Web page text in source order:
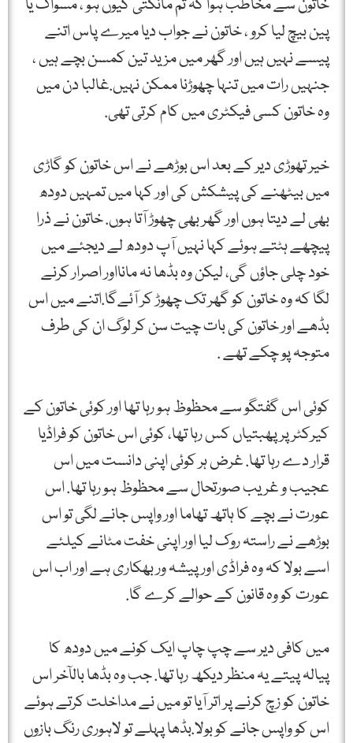
پین بیچ لیا کرو ، خاتون نے جواب دیا میرے پاس اتنے
پیسے نہیں ہیں اور گھر میں مزید تین کمسن بچے ہیں ،
جنہیں رات میں تنہا چھوڑنا ممکن نہیں.غالبا دن میں
وہ خاتون کسی فیکٹری میں کام کرتی تھی.
خیر تھوڑی دیر کے بعد اس بوڑھے نے اس خاتون کو گاڑی
میں بیٹھنے کی پیشکش کی اور کہا میں تمہیں دودھ
بھی لے دیتا ہوں اور گھر بھی چھوڑ آتا ہوں. خاتون نے ذرا
پیچھے ہٹتے ہوئے کہا نہیں آپ دودھ لے دیجئے میں
خود چلی جاؤں گی، لیکن وہ بڈھا نہ مانااور اصرار کرنے
لگا کہ وہ خاتون کو گھر تک چھوڑ کر آئےگا.اتنے میں اس
بڈھے اور خاتون کی بات چیت سن کر لوگ ان کی طرف
متوجہ پو چکے تھے .
کوئی اس گفتگو سے محظوظ ہو رہا تھا اور کوئی خاتون کے
کیرکٹر پر پھبتیاں کس رہا تھا، کوئی اس خاتون کو فراڈیا
قرار دے رہا تھا. غرض ہر کوئی اپنی دانست میں اس
عجیب و غریب صورتحال سے محظوظ ہو رہا تھا. اس
عورت نے بچے کا ہاتھ تھاما اور واپس جانے لگی تو اس
بوڑھے نے راستہ روک لیا اور اپنی خفت مٹانے کیلئے
اسے بولا کہ وہ فراڈی اور پیشہ ور بھکاری ہے اور اب اس
عورت کو وہ قانون کے حوالے کرے گا.
میں کافی دیر سے چپ چاپ ایک کونے میں دودھ کا
پیالہ پیتے یہ منظر دیکھ رہا تھا. جب وہ بڈھا بالآخر اس
خاتون کو زچ کرنے پر اتر آیا تو میں نے مداخلت کرتے ہوئے
اس کو واپس جانے کو بولا.بڈھا پہلے تو لاہوری رنگ بازوں